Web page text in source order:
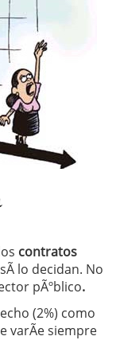
contratos
lo decidan. No
pÃºblico.
(2%) como
varÃ­e siempre